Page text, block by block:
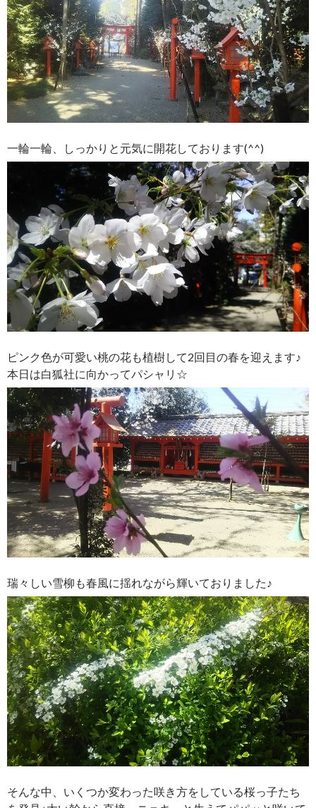
一輪一輪、しっかりと元気に開花しております(^^)
ピンク色が可愛い桃の花も植樹して2回目の春を迎えます♪
本日は白狐社に向かってパシャリ☆
瑞々しい雪柳も春風に揺れながら輝いておりました♪
そんな中、いくつか変わった咲き方をしている桜っ子たち